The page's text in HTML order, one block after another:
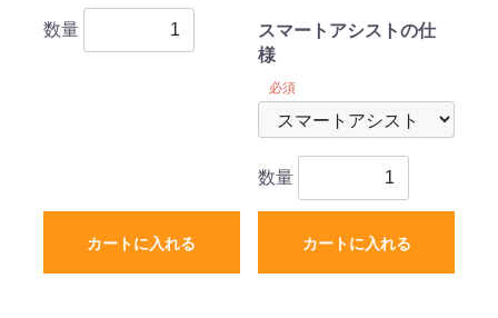
解消 汎用 クッション 社
外新品
数量
カートに入れる
スマートアシストの仕
様
必須
数量
カートに入れる